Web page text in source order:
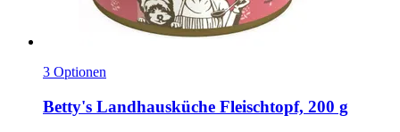
3 Optionen
Betty's Landhausküche Fleischtopf, 200 g